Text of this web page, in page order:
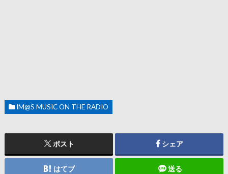
IM@S MUSIC ON THE RADIO
ポスト シェア
はてブ 送る